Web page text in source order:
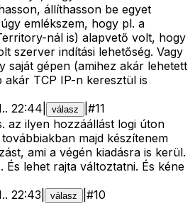
állíthasson be egyet
emlékszem, hogy pl. a
nál is) alapvető volt, hogy
szerver indítási lehetőség. Vagy
saját gépen (amihez akár lehetett
TCP IP-n keresztül is
. 22:44 válasz #11
az ilyen hozzáállást logi úton
majd készítenem
ami a végén kiadásra is kerül.
És lehet rajta változtatni. És kéne
. 22:43 válasz #10